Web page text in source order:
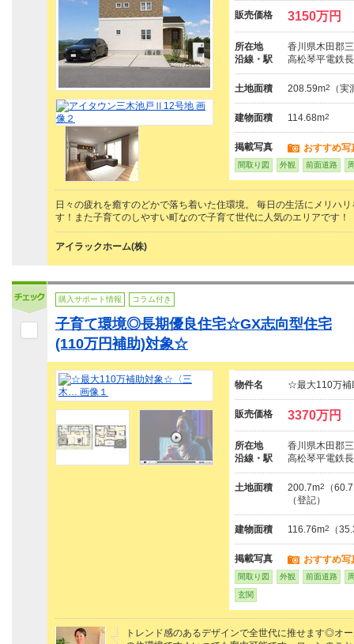
販売価格 3150万円
所在地
香川県木田郡
沿線・駅
高松琴平電鉄
土地面積 208.59m2 （実
建物面積 114.68m2
掲載写真 おすすめ写
間取り図 外観 前面道路
日々の疲れを癒すのどかで落ち着いた住環境。 毎日の生活にメリハ
す！また子育てのしやすい町なので子育て世代に人気のエリアです！
アイラックホーム(株)
購入サポート情報 コラム付き
子育て環境◎長期優良住宅☆GX志向型住宅
(110万円補助)対象☆
物件名 ☆最大110万補
販売価格 3370万円
所在地
香川県木田郡
沿線・駅
高松琴平電鉄
土地面積 200.7m2
（
（登記）
建物面積 116.76m2 （
掲載写真 おすすめ写
間取り図 外観 前面道路
玄関
トレンド感のあるデザインで全世代に推せます◎オ